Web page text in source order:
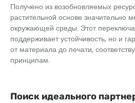
Получено из возобновляемых
растительной основе значительно
окружающей среды. Этот
поддерживает устойчивость, но и
от материала до печати,
принципам.
Поиск идеального